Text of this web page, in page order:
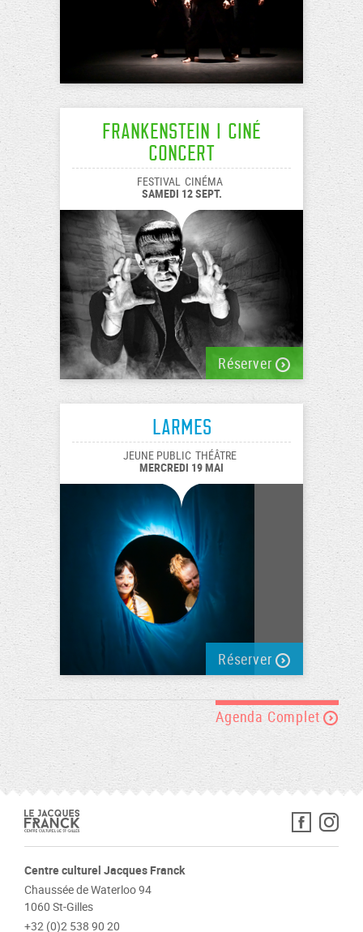
Frankenstein I Ciné
Concert
FESTIVAL CINÉMA
SAMEDI 12 SEPT.
Réserver
Larmes
JEUNE PUBLIC THÉÂTRE
MERCREDI 19 MAI
Réserver
Agenda Complet
Centre culturel Jacques Franck
Chaussée de Waterloo 94
1060 St-Gilles
+32 (0)2 538 90 20